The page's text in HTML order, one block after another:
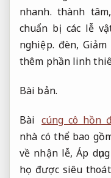
nhanh. thành tâm,
chuẩn bị các lễ
nghiệp. đèn,
thêm phần linh
Bài bản.
Bài cúng cô hồn
nhà có thể bao
về nhận lễ,Áp
họ được siêu